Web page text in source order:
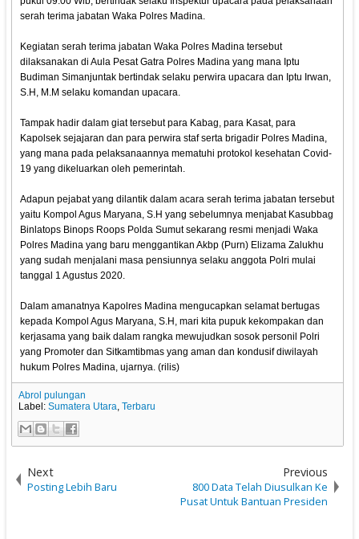
serah terima jabatan Waka Polres Madina.
Kegiatan serah terima jabatan Waka Polres Madina tersebut
dilaksanakan di Aula Pesat Gatra Polres Madina yang mana Iptu
Budiman Simanjuntak bertindak selaku perwira upacara dan Iptu Irwan,
S.H, M.M selaku komandan upacara.
Tampak hadir dalam giat tersebut para Kabag, para Kasat, para
Kapolsek sejajaran dan para perwira staf serta brigadir Polres Madina,
yang mana pada pelaksanaannya mematuhi protokol kesehatan Covid-
19 yang dikeluarkan oleh pemerintah.
Adapun pejabat yang dilantik dalam acara serah terima jabatan tersebut
yaitu Kompol Agus Maryana, S.H yang sebelumnya menjabat Kasubbag
Binlatops Binops Roops Polda Sumut sekarang resmi menjadi Waka
Polres Madina yang baru menggantikan Akbp (Purn) Elizama Zalukhu
yang sudah menjalani masa pensiunnya selaku anggota Polri mulai
tanggal 1 Agustus 2020.
Dalam amanatnya Kapolres Madina mengucapkan selamat bertugas
kepada Kompol Agus Maryana, S.H, mari kita pupuk kekompakan dan
kerjasama yang baik dalam rangka mewujudkan sosok personil Polri
yang Promoter dan Sitkamtibmas yang aman dan kondusif diwilayah
hukum Polres Madina, ujarnya. (rilis)
Abrol pulungan
Label:Sumatera Utara,Terbaru
Next
Posting Lebih Baru
Previous
800 Data Telah Diusulkan Ke
Pusat Untuk Bantuan Presiden